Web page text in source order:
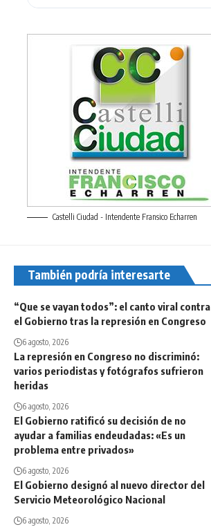
Castelli Ciudad - Intendente Fransico Echarren
También podría interesarte
“Que se vayan todos”: el canto viral contra
el Gobierno tras la represión en Congreso
6 agosto, 2026
La represión en Congreso no discriminó:
varios periodistas y fotógrafos sufrieron
heridas
6 agosto, 2026
El Gobierno ratificó su decisión de no
ayudar a familias endeudadas: «Es un
problema entre privados»
6 agosto, 2026
El Gobierno designó al nuevo director del
Servicio Meteorológico Nacional
6 agosto, 2026